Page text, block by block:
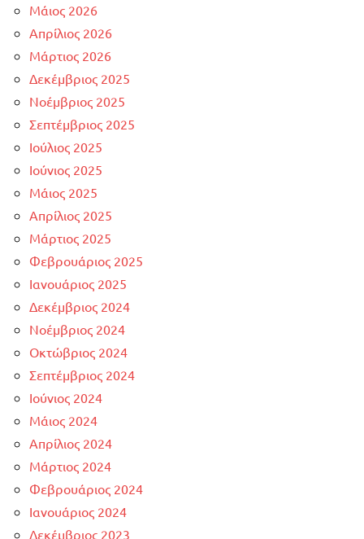
Μάιος 2026
Απρίλιος 2026
Μάρτιος 2026
Δεκέμβριος 2025
Νοέμβριος 2025
Σεπτέμβριος 2025
Ιούλιος 2025
Ιούνιος 2025
Μάιος 2025
Απρίλιος 2025
Μάρτιος 2025
Φεβρουάριος 2025
Ιανουάριος 2025
Δεκέμβριος 2024
Νοέμβριος 2024
Οκτώβριος 2024
Σεπτέμβριος 2024
Ιούνιος 2024
Μάιος 2024
Απρίλιος 2024
Μάρτιος 2024
Φεβρουάριος 2024
Ιανουάριος 2024
Δεκέμβριος 2023